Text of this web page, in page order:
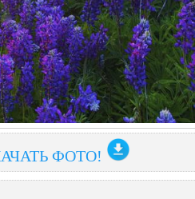
ФОТО!